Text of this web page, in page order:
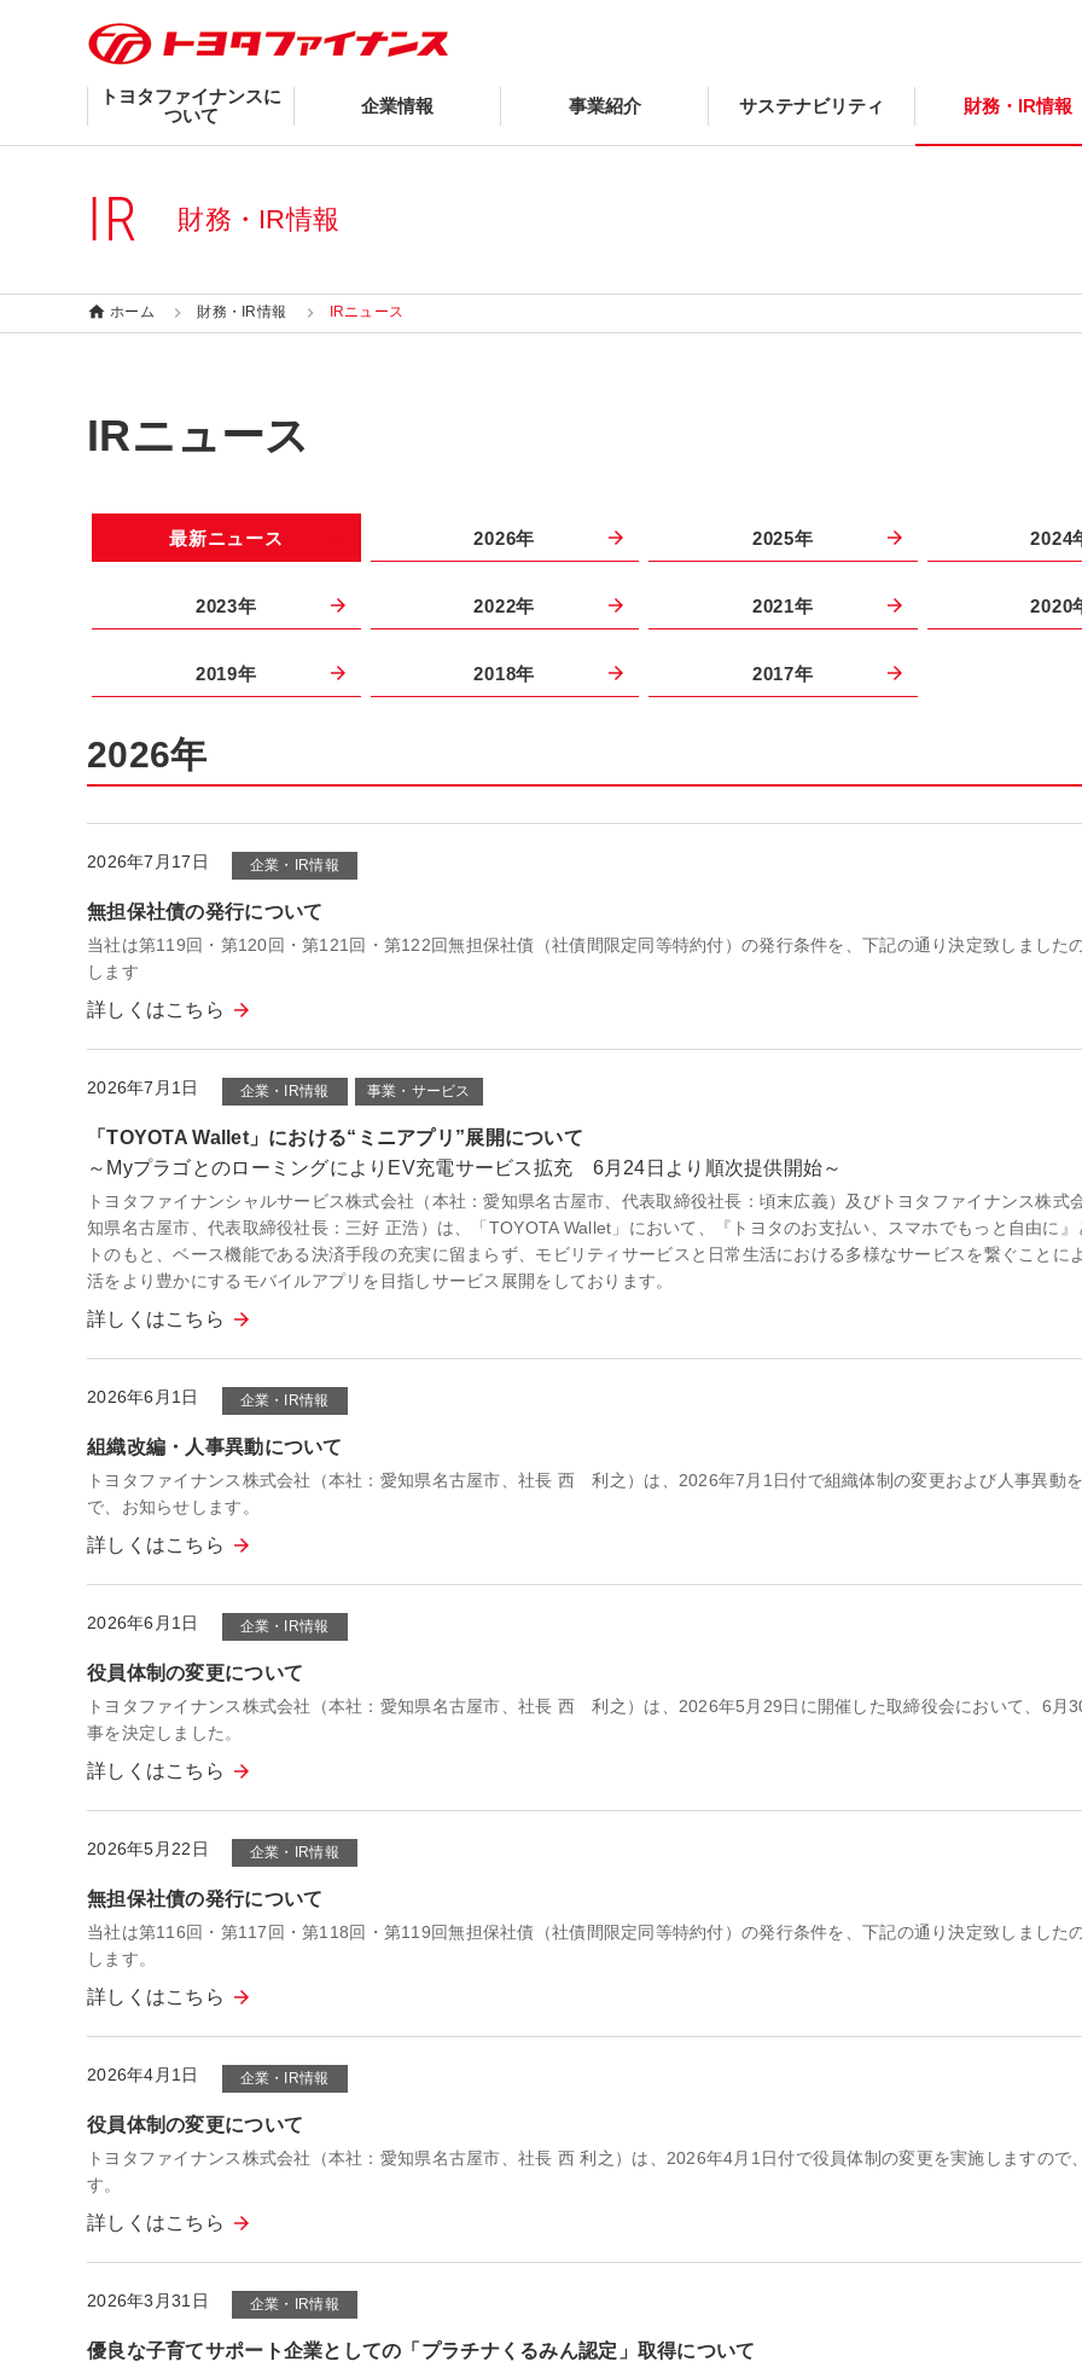
トヨタファイナンスに
ついて
企業情報 事業紹介 サステナビリティ 財務・IR情報
IR 財務・IR情報
ホーム 財務・IR情報 IRニュース
IRニュース
最新ニュース 2026年 2025年 2024
2023年 2022年 2021年 2020
2019年 2018年 2017年
2026年
2026年7月17日 企業・IR情報
無担保社債の発行について
当社は第119回・第120回・第121回・第122回無担保社債（社債間限定同等特約付）の発行条件を、下記の通り決定致しました
します
詳しくはこちら
2026年7月1日 企業・IR情報 事業・サービス
「TOYOTA Wallet」における“ミニアプリ”展開について
～MyプラゴとのローミングによりEV充電サービス拡充 6月24日より順次提供開始～
トヨタファイナンシャルサービス株式会社（本社：愛知県名古屋市、代表取締役社長：頃末広義）及びトヨタファイナンス株式
知県名古屋市、代表取締役社長：三好 正浩）は、「TOYOTA Wallet」において、『トヨタのお支払い、スマホでもっと自由に
トのもと、ベース機能である決済手段の充実に留まらず、モビリティサービスと日常生活における多様なサービスを繋ぐことに
活をより豊かにするモバイルアプリを目指しサービス展開をしております。
詳しくはこちら
2026年6月1日 企業・IR情報
組織改編・人事異動について
トヨタファイナンス株式会社（本社：愛知県名古屋市、社長 西 利之）は、2026年7月1日付で組織体制の変更および人事異動
で、お知らせします。
詳しくはこちら
2026年6月1日 企業・IR情報
役員体制の変更について
トヨタファイナンス株式会社（本社：愛知県名古屋市、社長 西 利之）は、2026年5月29日に開催した取締役会において、6月
事を決定しました。
詳しくはこちら
2026年5月22日 企業・IR情報
無担保社債の発行について
当社は第116回・第117回・第118回・第119回無担保社債（社債間限定同等特約付）の発行条件を、下記の通り決定致しました
します。
詳しくはこちら
2026年4月1日 企業・IR情報
役員体制の変更について
トヨタファイナンス株式会社（本社：愛知県名古屋市、社長 西 利之）は、2026年4月1日付で役員体制の変更を実施しますので
す。
詳しくはこちら
2026年3月31日 企業・IR情報
優良な子育てサポート企業としての「プラチナくるみん認定」取得について